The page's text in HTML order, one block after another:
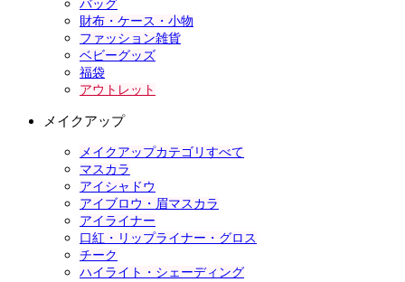
バッグ
財布・ケース・小物
ファッション雑貨
ベビーグッズ
福袋
アウトレット
メイクアップ
メイクアップカテゴリすべて
マスカラ
アイシャドウ
アイブロウ・眉マスカラ
アイライナー
口紅・リップライナー・グロス
チーク
ハイライト・シェーディング